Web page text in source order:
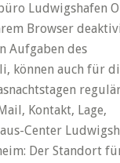
Ludwigshafen
Browser
Aufgaben des
können auch für
Kontakt, Lage,
Center
Der Standort